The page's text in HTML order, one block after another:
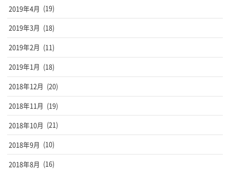
2019年4月 (19)
2019年3月 (18)
2019年2月 (11)
2019年1月 (18)
2018年12月 (20)
2018年11月 (19)
2018年10月 (21)
2018年9月 (10)
2018年8月 (16)